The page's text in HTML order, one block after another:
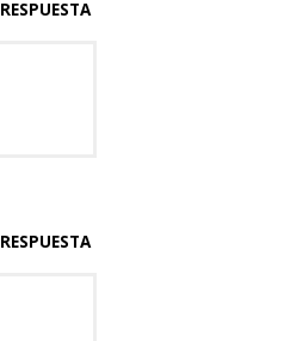
RESPUESTA
RESPUESTA